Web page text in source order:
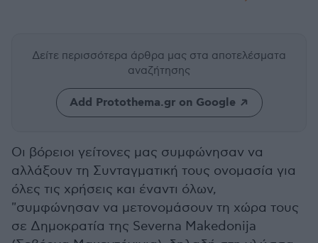
Δείτε περισσότερα άρθρα μας στα αποτελέσματα
αναζήτησης
Add Protothema.gr on Google
Oι βόρειοι γείτονες μας συμφώνησαν να
αλλάξουν τη Συνταγματική τους ονομασία για
όλες τις χρήσεις και έναντι όλων,
"συμφώνησαν να μετονομάσουν τη χώρα τους
σε Δημοκρατία της Severna Makedonija